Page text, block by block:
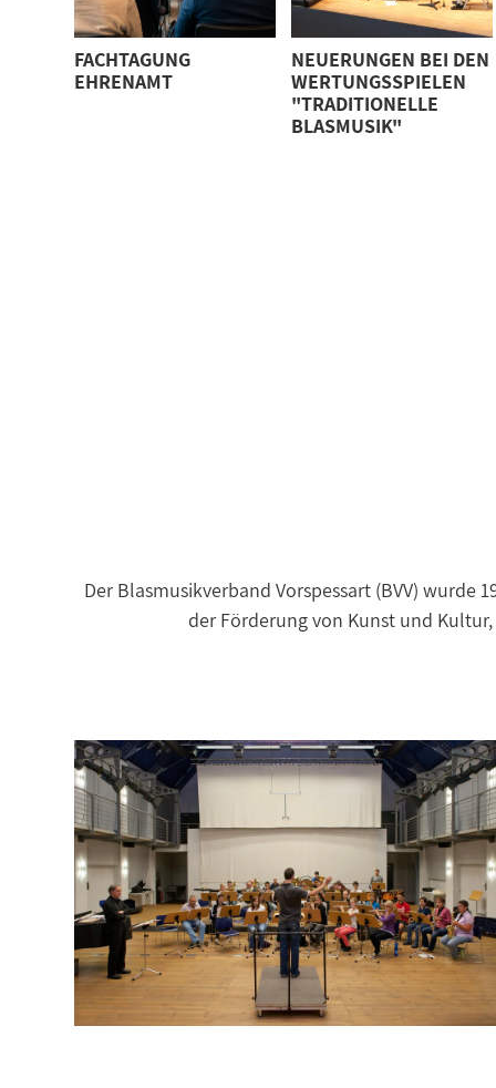
FACHTAGUNG
EHRENAMT
NEUERUNGEN BEI DEN
WERTUNGSSPIELEN
"TRADITIONELLE
BLASMUSIK"
Der Blasmusikverband Vorspessart (BVV)
der Förderung von Kunst und